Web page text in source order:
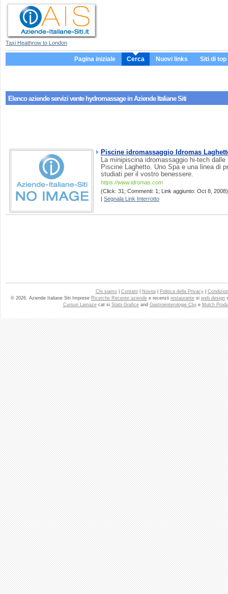
Taxi Heathrow to London
Pagina iniziale Cerca Nuovi links Siti di top
Elenco aziende servizi vente hydromassagein Aziende Italiane Siti
Piscine idromassaggio Idromas
La minipiscina idromassaggio hi-tech
Piscine Laghetto. Uno Spa e una linea di
studiati per il vostro benessere.
https://www.idromas.com
(Click: 31; Commenti: 1; Link aggiunto: Oct 8,
| Segnala Link Interrotto
Chi siamo| Contatti| Novita| Politica della Privacy|
© 2026. Aziende Italiane Siti Imprese Ricerche Recente aziende e recenzii restaurante si web design
Cursuri Lamazecat si Statii Graficeand Gastroenterologie Cluje Mulch